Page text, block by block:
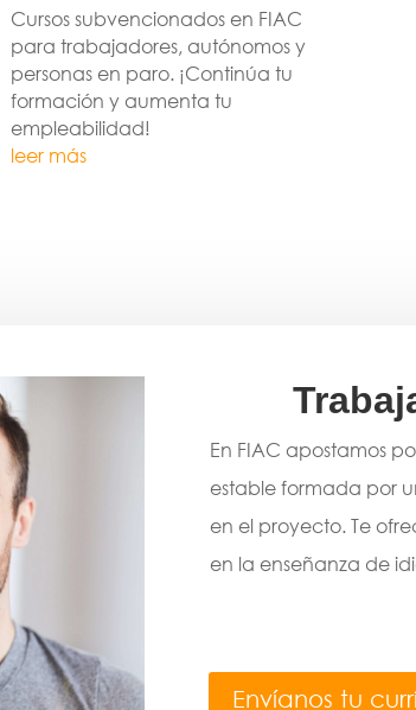
Cursos subvencionados en FIAC
para trabajadores, autónomos y
personas en paro. ¡Continúa tu
formación y aumenta tu
empleabilidad!
leer más
En FIAC apostamos
estable formada por
en el proyecto. Te
en la enseñanza de
Envíanos tu